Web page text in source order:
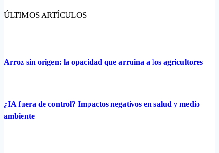
ÚLTIMOS ARTÍCULOS
Arroz sin origen: la opacidad que arruina a los agricultores
¿IA fuera de control? Impactos negativos en salud y medio
ambiente